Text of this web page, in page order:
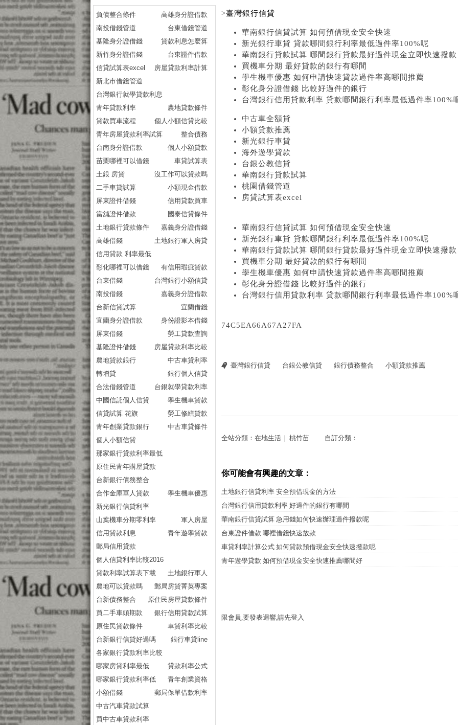
>臺灣銀行信貸
華南銀行信貸試算 如何預借現金安全快速
新光銀行車貸 貸款哪間銀行利率最低過件率100%呢
華南銀行貸款試算 哪間銀行貸款最好過件現金立即快速撥款
買機車分期 最好貸款的銀行有哪間
學生機車優惠 如何申請快速貸款過件率高哪間推薦
彰化身分證借錢 比較好過件的銀行
台灣銀行信用貸款利率 貸款哪間銀行利率最低過件率100%
中古車全額貸
小額貸款推薦
新光銀行車貸
海外遊學貸款
台銀公教信貸
華南銀行貸款試算
桃園借錢管道
房貸試算表excel
華南銀行信貸試算 如何預借現金安全快速
新光銀行車貸 貸款哪間銀行利率最低過件率100%呢
華南銀行貸款試算 哪間銀行貸款最好過件現金立即快速撥款
買機車分期 最好貸款的銀行有哪間
學生機車優惠 如何申請快速貸款過件率高哪間推薦
彰化身分證借錢 比較好過件的銀行
台灣銀行信用貸款利率 貸款哪間銀行利率最低過件率100%
74C5EA66A67A27FA
臺灣銀行信貸 台銀公教信貸 銀行債務整合 小額貸款推薦
全站分類： 在地生活 桃竹苗 自訂分類：
你可能會有興趣的文章：
土地銀行信貸利率 安全預借現金的方法
台灣銀行信用貸款利率 好過件的銀行有哪間
華南銀行信貸試算 急用錢如何快速辦理過件撥款呢
台東證件借款 哪裡借錢快速放款
車貸利率計算公式 如何貸款預借現金安全快速撥款呢
青年遊學貸款 如何預借現金安全快速推薦哪間好
限會員,要發表迴響,請先登入
負債整合條件
高雄身分證借款
南投借錢管道
台東借錢管道
基隆身分證借錢
貸款利息怎麼算
新竹身分證借錢
台東證件借款
信貸試算表excel
房屋貸款利率計算
新北市借錢管道
台灣銀行就學貸款利息
青年貸款利率
農地貸款條件
貸款買車流程
個人小額信貸比較
青年房屋貸款利率試算
整合債務
台南身分證借款
個人小額貸款
苗栗哪裡可以借錢
車貸試算表
土銀 房貸
沒工作可以貸款嗎
二手車貸試算
小額現金借款
屏東證件借錢
信用貸款買車
當舖證件借款
國泰信貸條件
土地銀行貸款條件
嘉義身分證借錢
高雄借錢
土地銀行軍人房貸
信用貸款 利率最低
彰化哪裡可以借錢
有信用瑕疵貸款
台東借錢
台灣銀行小額信貸
南投借錢
嘉義身分證借款
台新信貸試算
宜蘭借錢
宜蘭身分證借款
身份證影本借錢
屏東借錢
勞工貸款查詢
基隆證件借錢
房屋貸款利率比較
農地貸款銀行
中古車貸利率
轉增貸
銀行個人信貸
合法借錢管道
台銀就學貸款利率
中國信託個人信貸
學生機車貸款
信貸試算 花旗
勞工修繕貸款
青年創業貸款銀行
中古車貸條件
個人小額信貸
那家銀行貸款利率最低
原住民青年購屋貸款
台新銀行債務整合
合作金庫軍人貸款
學生機車優惠
新光銀行信貸利率
山葉機車分期零利率
軍人房屋
信用貸款利息
青年遊學貸款
郵局信用貸款
個人信貸利率比較2016
貸款利率試算表下載
土地銀行軍人
農地可以貸款嗎
郵局房貸菁英專案
台新債務整合
原住民房屋貸款條件
買二手車頭期款
銀行信用貸款試算
原住民貸款條件
車貸利率比較
台新銀行信貸好過嗎
銀行車貸line
各家銀行貸款利率比較
哪家房貸利率最低
貸款利率公式
哪家銀行貸款利率低
青年創業資格
小額借錢
郵局保單借款利率
中古汽車貸款試算
買中古車貸款利率